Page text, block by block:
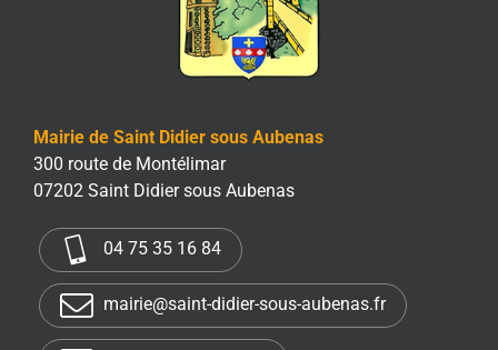
Mairie de Saint Didier sous Aubenas
300 route de Montélimar
07202 Saint Didier sous Aubenas
04 75 35 16 84
mairie@saint-didier-sous-aubenas.fr